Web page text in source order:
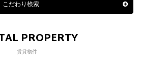
こだわり検索
PROPERTY
賃貸物件